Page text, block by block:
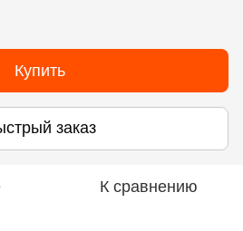
Купить
заказ
К сравнению